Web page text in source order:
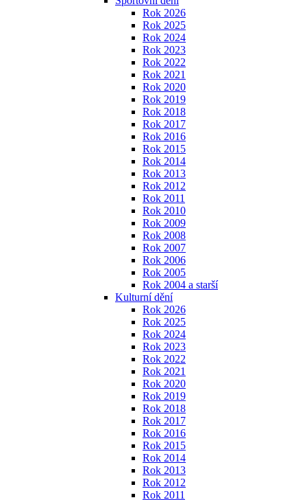
Rok 2026
Rok 2025
Rok 2024
Rok 2023
Rok 2022
Rok 2021
Rok 2020
Rok 2019
Rok 2018
Rok 2017
Rok 2016
Rok 2015
Rok 2014
Rok 2013
Rok 2012
Rok 2011
Rok 2010
Rok 2009
Rok 2008
Rok 2007
Rok 2006
Rok 2005
Rok 2004 a starší
Kulturní dění
Rok 2026
Rok 2025
Rok 2024
Rok 2023
Rok 2022
Rok 2021
Rok 2020
Rok 2019
Rok 2018
Rok 2017
Rok 2016
Rok 2015
Rok 2014
Rok 2013
Rok 2012
Rok 2011